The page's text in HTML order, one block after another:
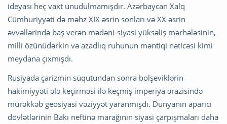
ideyası heç vaxt unudulmamışdır. Azərbaycan Xalq
Cümhuriyyəti də məhz XIX əsrin sonları və XX əsrin
əvvəllərində baş verən mədəni-siyasi yüksəliş mərhələsinin,
milli özünüdərkin və azadlıq ruhunun məntiqi nəticəsi kimi
meydana çıxmışdı.
Rusiyada çarizmin süqutundan sonra bolşeviklərin
hakimiyyəti ələ keçirməsi ilə keçmiş imperiya ərazisində
mürəkkəb geosiyasi vəziyyət yaranmışdı. Dünyanın aparıcı
dövlətlərinin Bakı neftinə marağının siyasi çarpışmaları daha